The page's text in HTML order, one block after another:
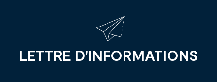
LETTRE D'INFORMATIONS